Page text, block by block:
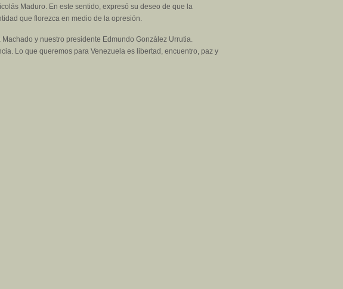
Maduro. En este sentido, expresó su deseo de que la
que florezca en medio de la opresión.
y nuestro presidente Edmundo González Urrutia.
Lo que queremos para Venezuela es libertad, encuentro, paz y